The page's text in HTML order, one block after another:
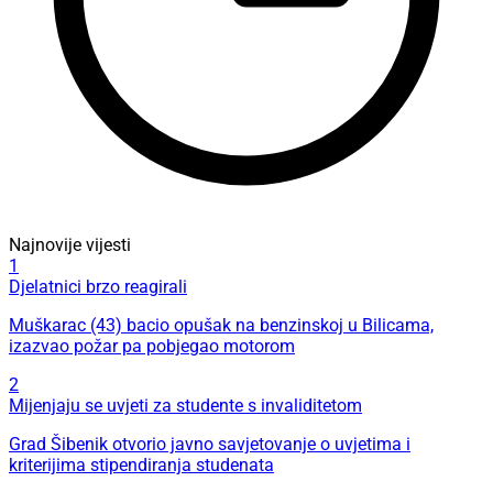
Najnovije vijesti
1
Djelatnici brzo reagirali
Muškarac (43) bacio opušak na benzinskoj u Bilicama,
izazvao požar pa pobjegao motorom
2
Mijenjaju se uvjeti za studente s invaliditetom
Grad Šibenik otvorio javno savjetovanje o uvjetima i
kriterijima stipendiranja studenata